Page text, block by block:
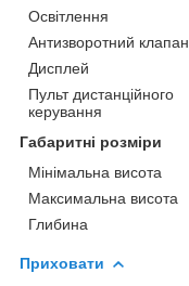
Освітлення
Антизворотний клапан
Дисплей
Пульт дистанційного
керування
Габаритні розміри
Мінімальна висота
Максимальна висота
Глибина
Приховати